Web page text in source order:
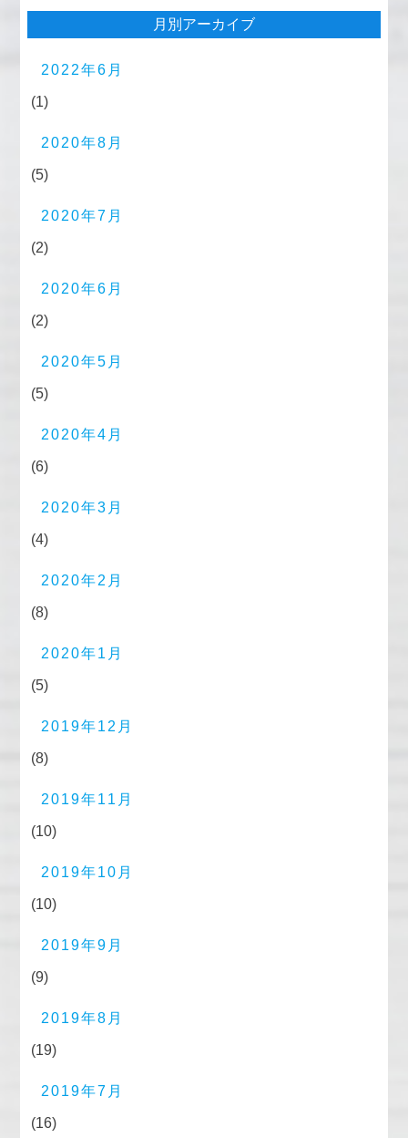
月別アーカイブ
2022年6月
(1)
2020年8月
(5)
2020年7月
(2)
2020年6月
(2)
2020年5月
(5)
2020年4月
(6)
2020年3月
(4)
2020年2月
(8)
2020年1月
(5)
2019年12月
(8)
2019年11月
(10)
2019年10月
(10)
2019年9月
(9)
2019年8月
(19)
2019年7月
(16)